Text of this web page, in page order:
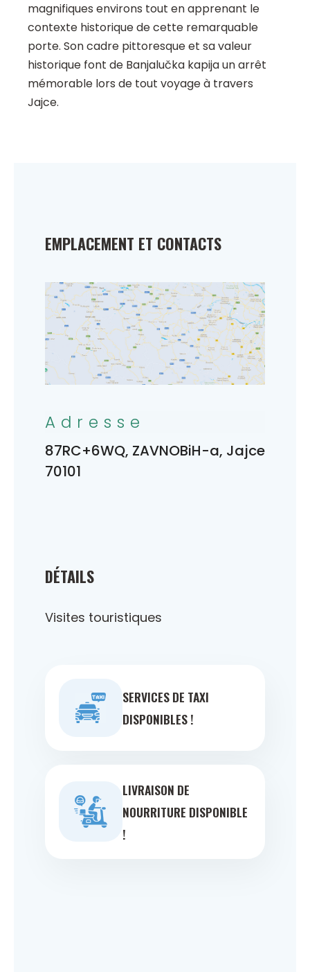
magnifiques environs tout en apprenant le
contexte historique de cette remarquable
porte. Son cadre pittoresque et sa valeur
historique font de Banjalučka kapija un arrêt
mémorable lors de tout voyage à travers
Jajce.
DÉTAILS
Visites touristiques
SERVICES DE TAXI
DISPONIBLES !
LIVRAISON DE
NOURRITURE DISPONIBLE
!
EMPLACEMENT ET CONTACTS
Adresse
87RC+6WQ, ZAVNOBiH-a, Jajce
70101